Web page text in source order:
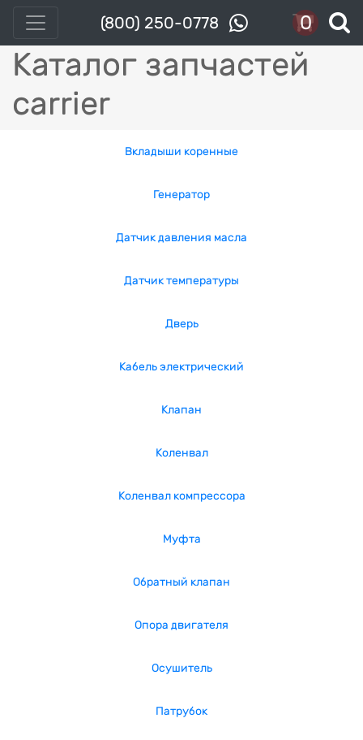
(800) 250-0778 0
Каталог запчастей
carrier
Вкладыши коренные
Генератор
Датчик давления масла
Датчик температуры
Дверь
Кабель электрический
Клапан
Коленвал
Коленвал компрессора
Муфта
Обратный клапан
Опора двигателя
Осушитель
Патрубок